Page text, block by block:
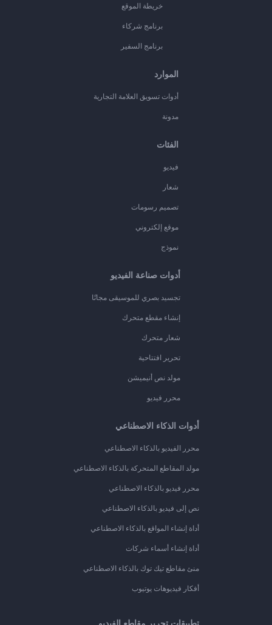
خريطة الموقع
برنامج شركاء
برنامج السفير
الموارد
أدوات تسويق العلامة التجارية
مدونة
الفئات
فيديو
شعار
تصميم رسومات
موقع إلكتروني
نموذج
أدوات صناعة الفيديو
تجسيد بصري للموسيقى مجانًا
إنشاء مقطع متحرك
شعار متحرك
تحرير افتتاحية
مولد نص أنيميشن
محرر فيديو
أدوات الذكاء الاصطناعي
محرر الفيديو بالذكاء الاصطناعي
مولد المقاطع المتحركة بالذكاء الاصطناعي
محرر فيديو بالذكاء الاصطناعي
نص إلى فيديو بالذكاء الاصطناعي
أداة إنشاء المواقع بالذكاء الاصطناعي
أداة إنشاء أسماء شركات
منئ مقاطع تيك توك بالذكاء الاصطناعي
أفكار فيديوهات يوتيوب